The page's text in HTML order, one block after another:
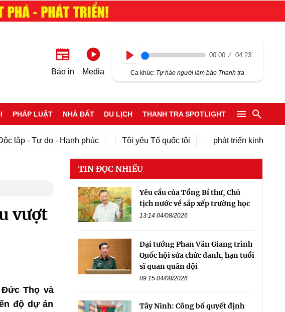
Báo in Media
00:00 04:23
Ca khúc: Tự hào người làm báo Thanh tra
PHÁP LUẬT NHÀ ĐẤT DU LỊCH THANH TRA SPOTLIGHT
Tự do - Hạnh phúc Tôi yêu Tổ quốc tôi phát triển kinh tế tư nhân
vượt
Đức Thọ và
độ dự án
TIN ĐỌC NHIỀU
Yêu cầu của Tổng Bí thư, Chủ
tịch nước về sắp xếp trường học
13:14 04/08/2026
Đại tướng Phan Văn Giang trình
Quốc hội sửa chức danh, hạn tuổi
sĩ quan quân đội
09:15 04/08/2026
Tây Ninh: Công bố quyết định